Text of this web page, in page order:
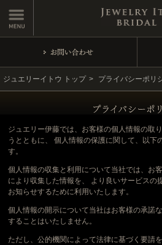
トップページ
結婚指輪
取扱いブランド
選ばれる理由
ジュエリーイトウ トップ プライバシーポリ
ジュエリー伊藤では、お客様の個人情報の取
うとともに、 個人情報の保護に関して、以下
す。
個人情報の収集と利用について当社では、お
により収集した情報を、 より良いサービスの
お知らせするために利用いたします。
個人情報の開示について当社はお客様の承諾
することはいたしません。
ただし、公的機関によって法律に基づく要請